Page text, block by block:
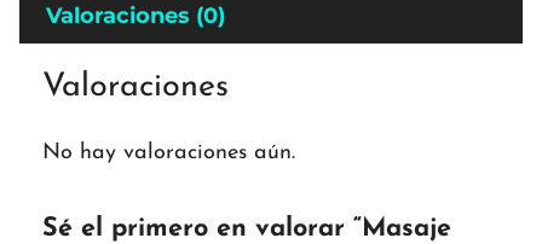
Valoraciones (0)
Valoraciones
No hay valoraciones aún.
Sé el primero en valorar “Masaje